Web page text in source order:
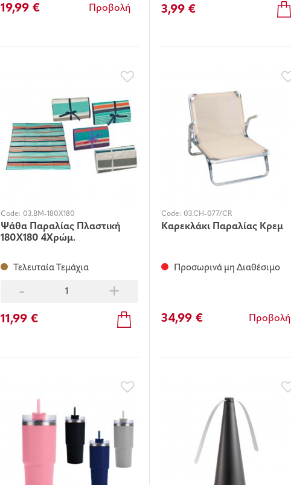
19,99 € Προβολή 3,99 €
Code: 03.BM-180X180
Ψάθα Παραλίας Πλαστική
180Χ180 4Χρώμ.
Τελευταία Τεμάχια
- +
11,99 €
Code: 03.CH-077/CR
Καρεκλάκι Παραλίας Κρεμ
Προσωρινά μη Διαθέσιμο
34,99 € Προβολή